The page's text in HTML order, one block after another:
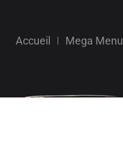
Accueil Mega Menu